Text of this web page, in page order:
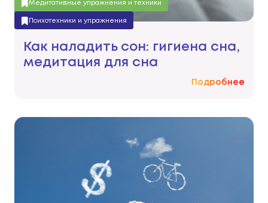
Медитативные упражнения и техники
Психотехники и упражнения
Как наладить сон: гигиена сна,
медитация для сна
Подробнее